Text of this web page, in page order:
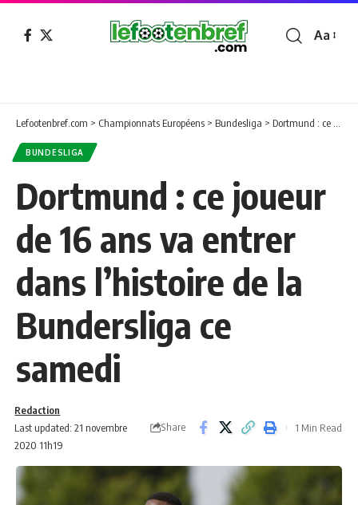
Font
Aa
Lefootenbref.com > Championnats Européens > Bundesliga > Dortmund : ce joueur de 16 ans va entrer dans l’histoire de la Bundersliga ce samedi
BUNDESLIGA
Dortmund : ce joueur
de 16 ans va entrer
dans l’histoire de la
Bundersliga ce
samedi
Last updated: 21 novembre
2020 11h19
Redaction
Share
1 Min Read